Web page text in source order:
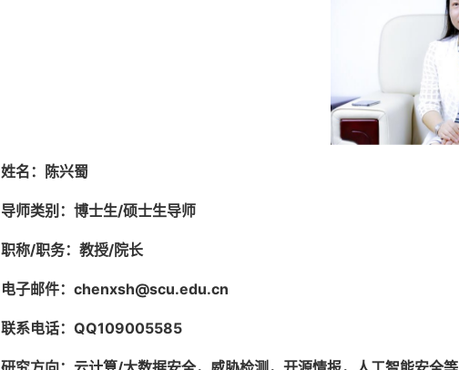
姓名： 陈兴蜀
导师类别： 博士生/硕士生导师
职称/职务：教授/院长
电子邮件： chenxsh@scu.edu.cn
联系电话： QQ109005585